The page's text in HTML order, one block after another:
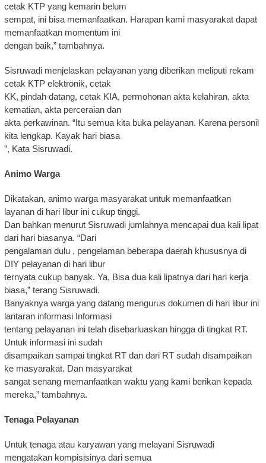
cetak KTP yang kemarin belum
sempat, ini bisa memanfaatkan. Harapan kami masyarakat dapat
memanfaatkan momentum ini
dengan baik,” tambahnya.
Sisruwadi menjelaskan pelayanan yang diberikan meliputi rekam
cetak KTP elektronik, cetak
KK, pindah datang, cetak KIA, permohonan akta kelahiran, akta
kematian, akta perceraian dan
akta perkawinan. “Itu semua kita buka pelayanan. Karena personil
kita lengkap. Kayak hari biasa
”, Kata Sisruwadi.
Animo Warga
Dikatakan, animo warga masyarakat untuk memanfaatkan
layanan di hari libur ini cukup tinggi.
Dan bahkan menurut Sisruwadi jumlahnya mencapai dua kali lipat
dari hari biasanya. “Dari
pengalaman dulu , pengelaman beberapa daerah khususnya di
DIY pelayanan di hari libur
ternyata cukup banyak. Ya, Bisa dua kali lipatnya dari hari kerja
biasa,” terang Sisruwadi.
Banyaknya warga yang datang mengurus dokumen di hari libur ini
lantaran informasi Informasi
tentang pelayanan ini telah disebarluaskan hingga di tingkat RT.
Untuk informasi ini sudah
disampaikan sampai tingkat RT dan dari RT sudah disampaikan
ke masyarakat. Dan masyarakat
sangat senang memanfaatkan waktu yang kami berikan kepada
mereka,” tambahnya.
Tenaga Pelayanan
Untuk tenaga atau karyawan yang melayani Sisruwadi
mengatakan kompisisinya dari semua